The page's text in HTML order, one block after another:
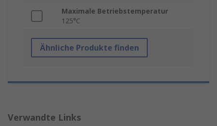
Maximale Betriebstemperatur
125°C
Ähnliche Produkte finden
Verwandte Links